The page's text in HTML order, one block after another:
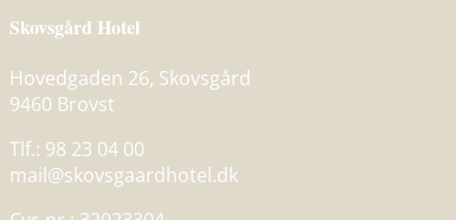
Skovsgård Hotel
Hovedgaden 26, Skovsgård
9460 Brovst
Tlf.: 98 23 04 00
mail@skovsgaardhotel.dk